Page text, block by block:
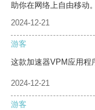
助你在网络上自由移动。
2024-12-21
游客
这款加速器VPM应用程
2024-12-21
游客